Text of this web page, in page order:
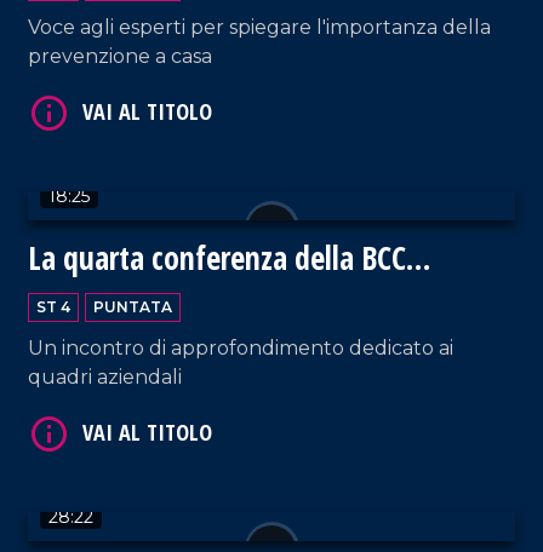
Voce agli esperti per spiegare l'importanza della
prevenzione a casa
18:25
La quarta conferenza della BCC
Mediocrati
ST 4 PUNTATA
Un incontro di approfondimento dedicato ai
quadri aziendali
28:22
VAI AL TITOLO
VAI AL TITOLO